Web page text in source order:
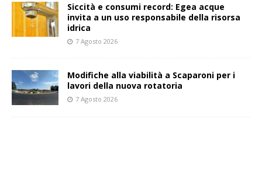
Siccità e consumi record: Egea acque
invita a un uso responsabile della risorsa
idrica
7 Agosto 2026
Modifiche alla viabilità a Scaparoni per i
lavori della nuova rotatoria
7 Agosto 2026